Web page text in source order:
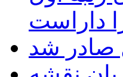
داراست
صادر شد